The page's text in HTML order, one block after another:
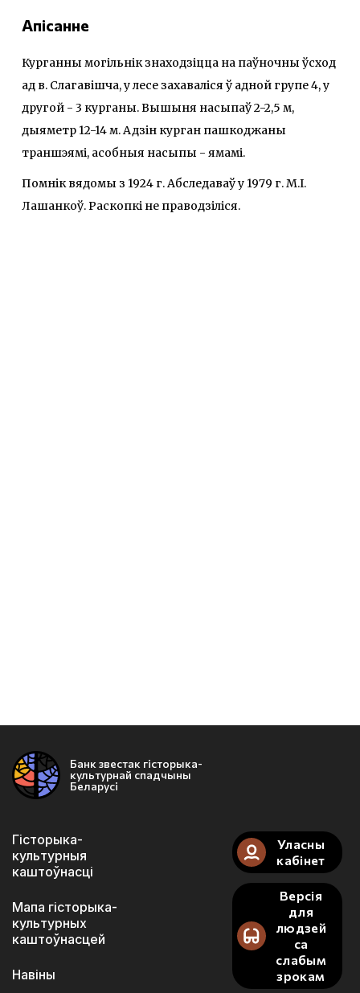
Апісанне
Курганны могільнік знаходзіцца на паўночны ўсход
ад в. Слагавішча, у лесе захаваліся ў адной групе 4, у
другой - 3 курганы. Вышыня насыпаў 2-2,5 м,
дыяметр 12-14 м. Адзін курган пашкоджаны
траншэямі, асобныя насыпы - ямамі.
Помнік вядомы з 1924 г. Абследаваў у 1979 г. М.І.
Лашанкоў. Раскопкі не праводзіліся.
Банк звестак гісторыка-
культурнай спадчыны
Беларусі
Гісторыка-
культурныя
каштоўнасці
Мапа гісторыка-
культурных
каштоўнасцей
Навіны
Уласны
кабінет
Версія
для
людзей
са
слабым
зрокам